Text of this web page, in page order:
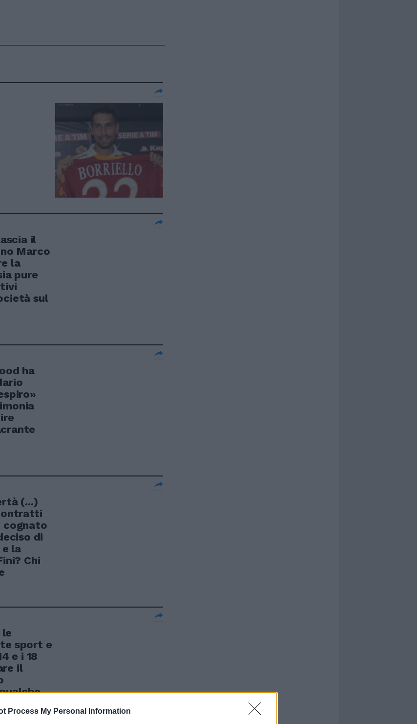
Process My Personal Information
il
Marco
la
pure
sul
ha
(...)
cognato
di
la
Chi
sport e
e i 18
il